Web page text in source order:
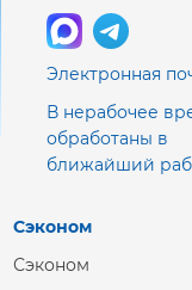
Электронная
В нерабочее
обработаны в
ближайший
Сэконом
Сэконом